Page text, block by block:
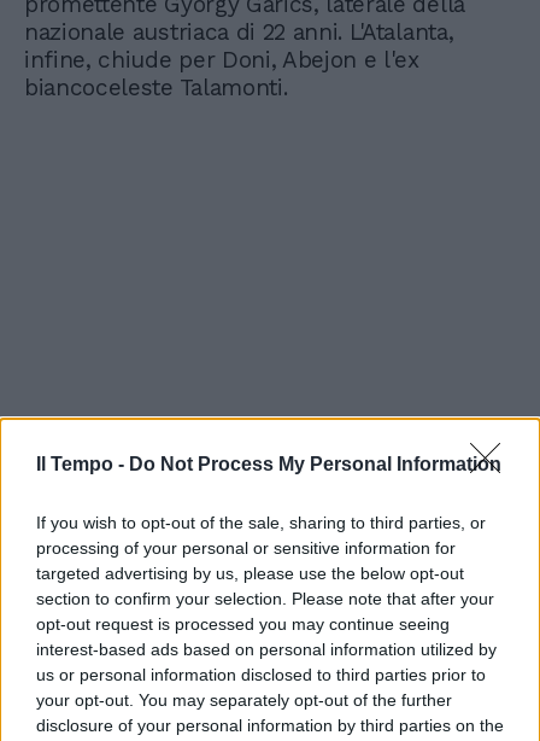
Il Tempo - Do Not Process My Personal Information
If you wish to opt-out of the sale, sharing to third parties, or
processing of your personal or sensitive information for
targeted advertising by us, please use the below opt-out
section to confirm your selection. Please note that after your
opt-out request is processed you may continue seeing
interest-based ads based on personal information utilized by
us or personal information disclosed to third parties prior to
your opt-out. You may separately opt-out of the further
disclosure of your personal information by third parties on the
nazionale austriaca di 22 anni. L'Atalanta,
infine, chiude per Doni, Abejon e l'ex
biancoceleste Talamonti.